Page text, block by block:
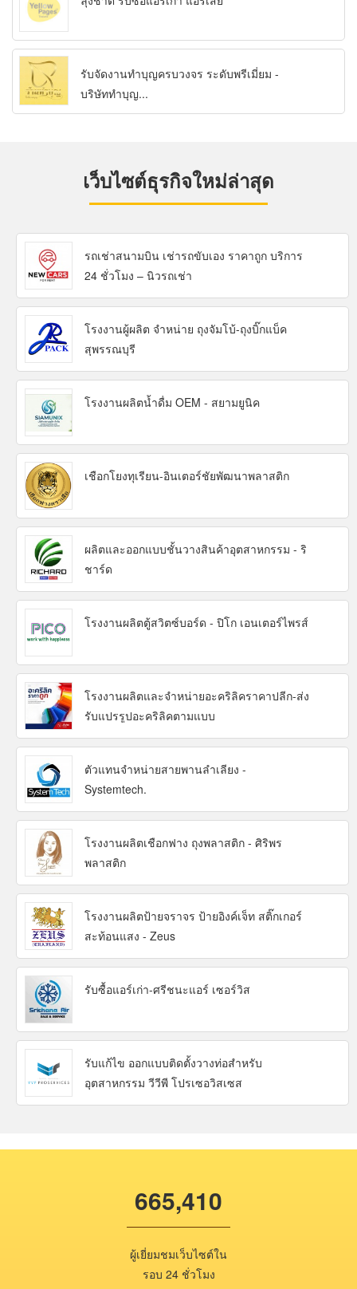
รับจัดงานทำบุญครบวงจร ระดับพรีเมี่ยม -
บริษัททำบุญ...
เว็บไซต์ธุรกิจใหม่ล่าสุด
รถเช่าสนามบิน เช่ารถขับเอง ราคาถูก บริการ
24 ชั่วโมง – นิวรถเช่า
โรงงานผู้ผลิต จำหน่าย ถุงจัมโบ้-ถุงบิ๊กแบ็ค
สุพรรณบุรี
โรงงานผลิตน้ำดื่ม OEM - สยามยูนิค
เชือกโยงทุเรียน-อินเตอร์ชัยพัฒนาพลาสติก
ผลิตและออกแบบชั้นวางสินค้าอุตสาหกรรม - ริ
ชาร์ด
โรงงานผลิตตู้สวิตซ์บอร์ด - ปิโก เอนเตอร์ไพรส์
โรงงานผลิตและจำหน่ายอะคริลิคราคาปลีก-ส่ง
รับแปรรูปอะคริลิคตามแบบ
ตัวแทนจำหน่ายสายพานลำเลียง -
Systemtech.
โรงงานผลิตเชือกฟาง ถุงพลาสติก - ศิริพร
พลาสติก
โรงงานผลิตป้ายจราจร ป้ายอิงค์เจ็ท สติ๊กเกอร์
สะท้อนแสง - Zeus
รับซื้อแอร์เก่า-ศรีชนะแอร์ เซอร์วิส
รับแก้ไข ออกแบบติดตั้งวางท่อสำหรับ
อุตสาหกรรม วีวีพี โปรเซอวิสเซส
665,410
ผู้เยี่ยมชมเว็บไซต์ใน
รอบ 24 ชั่วโมง